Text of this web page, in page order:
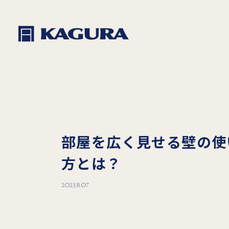
部屋を広く見せる壁の
方とは？
2023.11.07